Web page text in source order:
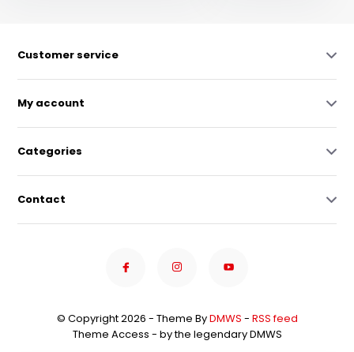
Customer service
My account
Categories
Contact
© Copyright 2026 - Theme ByDMWS - RSS feed
Theme Access - by the legendary DMWS